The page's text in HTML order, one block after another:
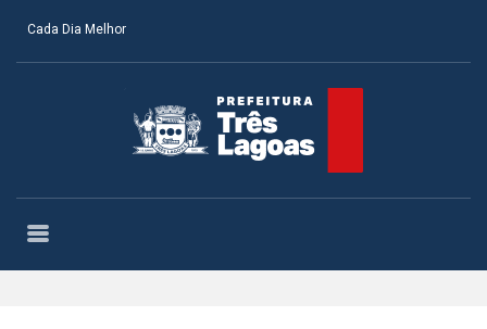
Cada Dia Melhor